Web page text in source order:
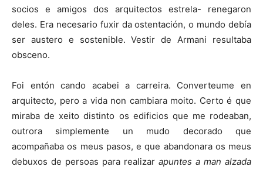
socios e amigos dos arquitectos estrela- renegaron
deles. Era necesario fuxir da ostentación, o mundo debía
ser austero e sostenible. Vestir de Armani resultaba
obsceno.
Foi entón cando acabei a carreira. Converteume en
arquitecto, pero a vida non cambiara moito. Certo é que
miraba de xeito distinto os edificios que me rodeaban,
outrora simplemente un mudo decorado que
acompañaba os meus pasos, e que abandonara os meus
debuxos de persoas para realizar apuntes a man alzada